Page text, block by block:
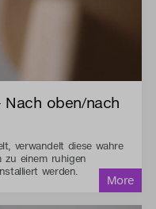
oben/nach
verwandelt diese wahre
zu einem ruhigen
werden.